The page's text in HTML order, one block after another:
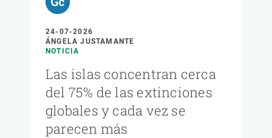
24-07-2026
ÁNGELA JUSTAMANTE
NOTICIA
Las islas concentran cerca
del 75% de las extinciones
globales y cada vez se
parecen más